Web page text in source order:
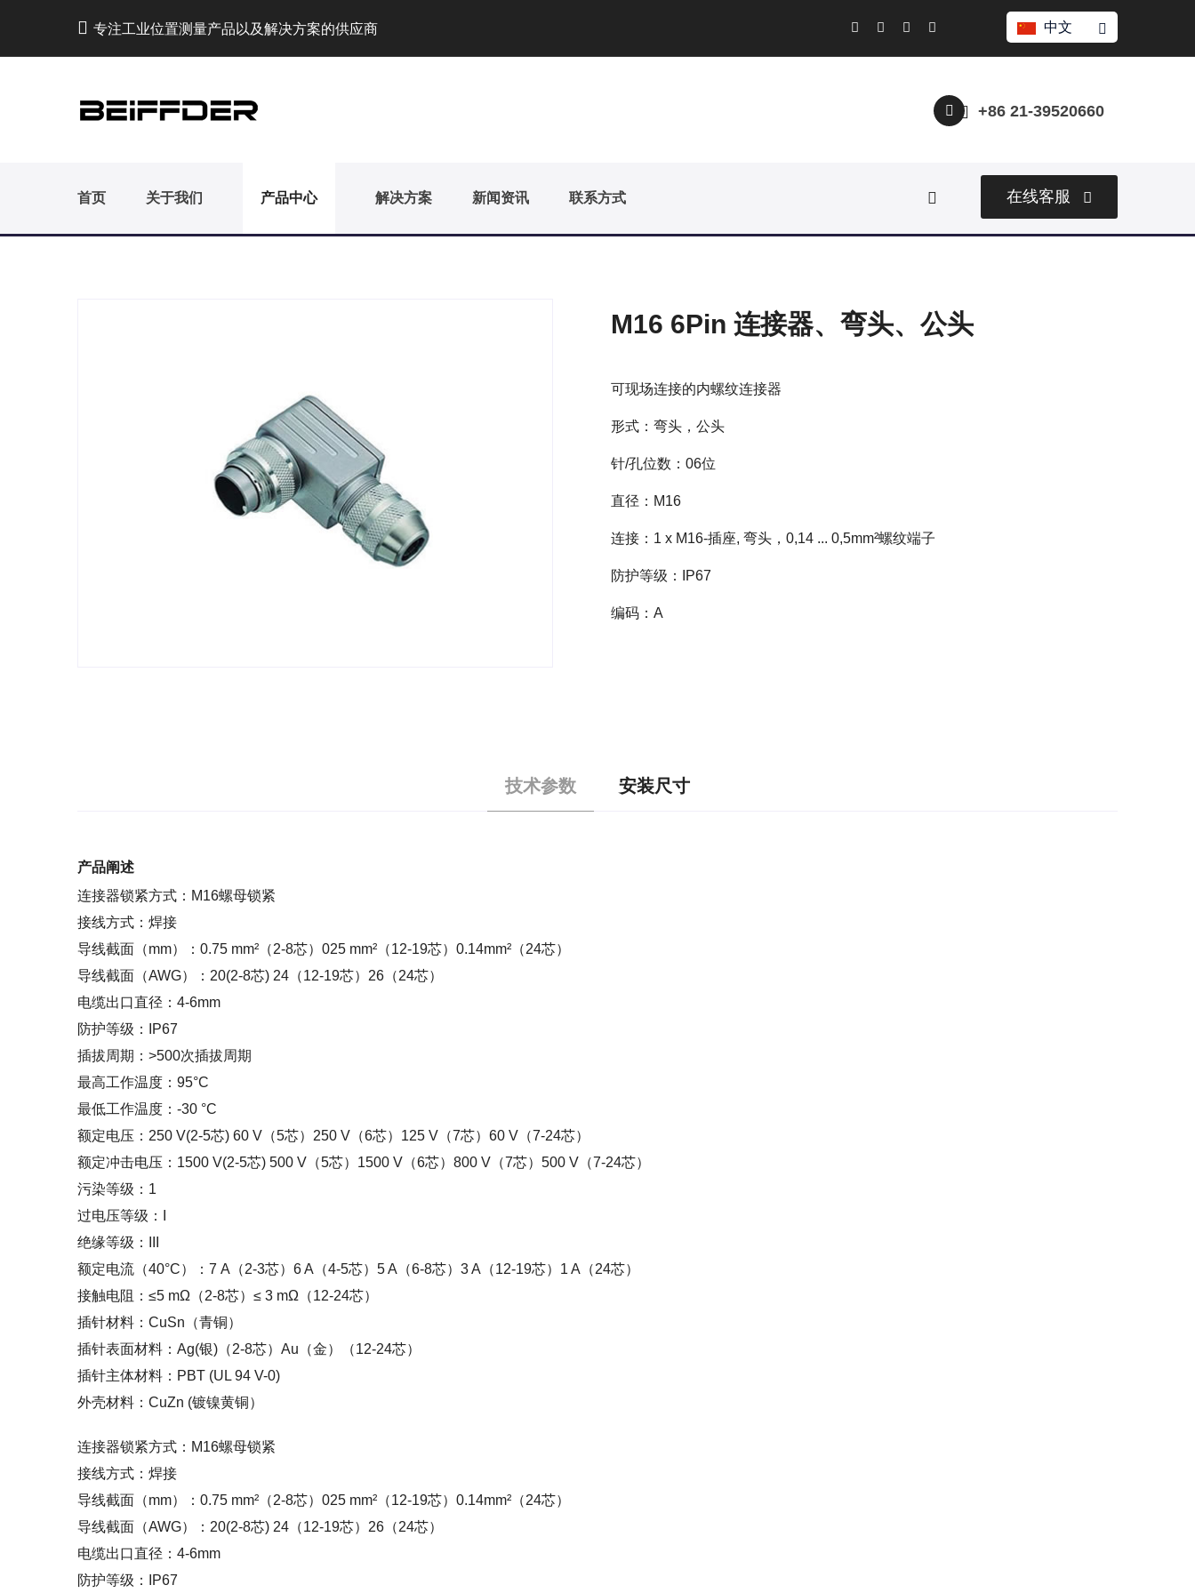
专注工业位置测量产品以及解决方案的供应商 中文
+86 21-39520660
首页 关于我们 产品中心 解决方案 新闻资讯 联系方式 在线客服
M16 6Pin 连接器、弯头、公头
可现场连接的内螺纹连接器
形式：弯头，公头
针/孔位数：06位
直径：M16
连接：1 x M16-插座, 弯头，0,14 ... 0,5mm²螺纹端子
防护等级：IP67
编码：A
技术参数 安装尺寸
产品阐述
连接器锁紧方式：M16螺母锁紧
接线方式：焊接
导线截面（mm）：0.75 mm²（2-8芯）025 mm²（12-19芯）0.14mm²（24芯）
导线截面（AWG）：20(2-8芯) 24（12-19芯）26（24芯）
电缆出口直径：4-6mm
防护等级：IP67
插拔周期：>500次插拔周期
最高工作温度：95°C
最低工作温度：-30 °C
额定电压：250 V(2-5芯) 60 V（5芯）250 V（6芯）125 V（7芯）60 V（7-24芯）
额定冲击电压：1500 V(2-5芯) 500 V（5芯）1500 V（6芯）800 V（7芯）500 V（7-24芯）
污染等级：1
过电压等级：I
绝缘等级：III
额定电流（40°C）：7 A（2-3芯）6 A（4-5芯）5 A（6-8芯）3 A（12-19芯）1 A（24芯）
接触电阻：≤5 mΩ（2-8芯）≤ 3 mΩ（12-24芯）
插针材料：CuSn（青铜）
插针表面材料：Ag(银)（2-8芯）Au（金）（12-24芯）
插针主体材料：PBT (UL 94 V-0)
外壳材料：CuZn (镀镍黄铜）
连接器锁紧方式：M16螺母锁紧
接线方式：焊接
导线截面（mm）：0.75 mm²（2-8芯）025 mm²（12-19芯）0.14mm²（24芯）
导线截面（AWG）：20(2-8芯) 24（12-19芯）26（24芯）
电缆出口直径：4-6mm
防护等级：IP67